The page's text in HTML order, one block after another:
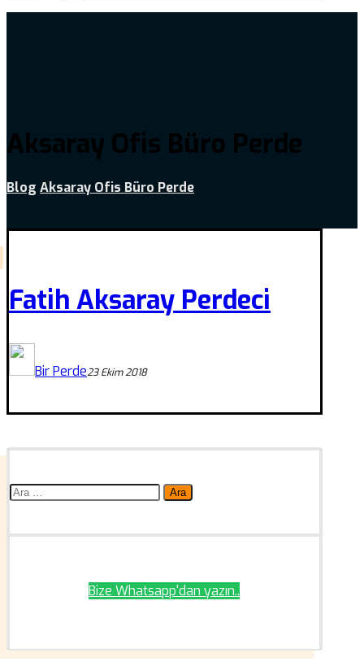
Aksaray Ofis Büro Perde
Blog Aksaray Ofis Büro Perde
Fatih Aksaray Perdeci
Bir Perde23 Ekim 2018
Arama:
Bize Whatsapp'dan yazın..